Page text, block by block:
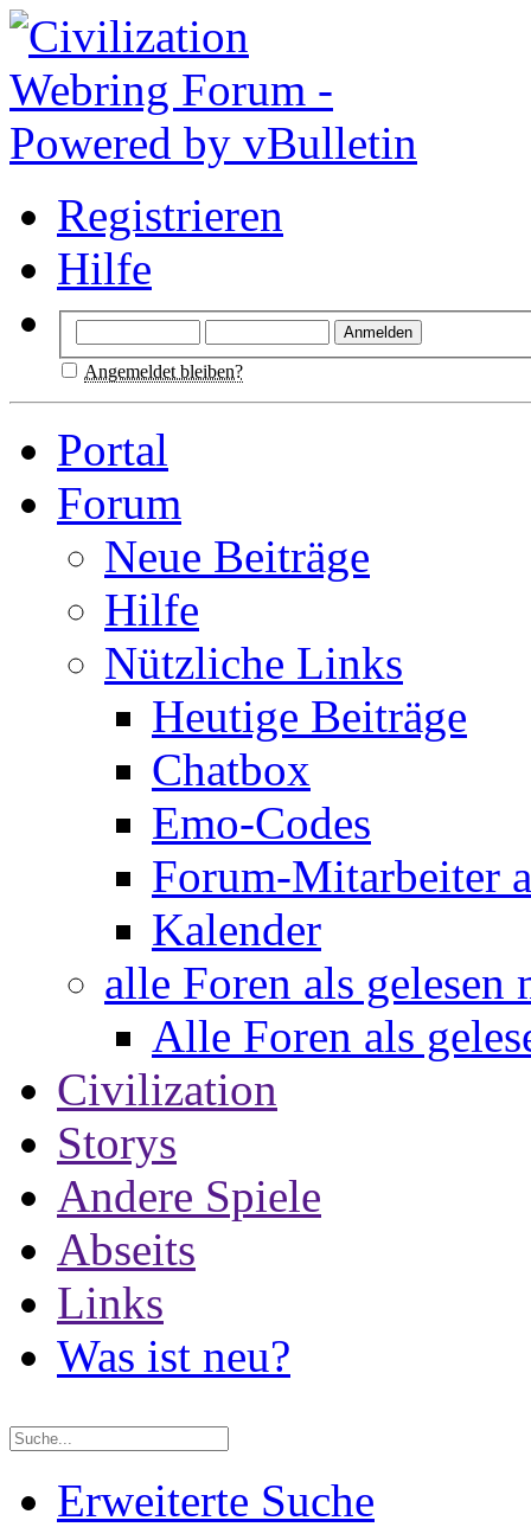
Registrieren
Hilfe
Angemeldet bleiben?
Portal
Forum
Neue Beiträge
Hilfe
Nützliche Links
Heutige Beiträge
Chatbox
Emo-Codes
Forum-Mitarbeiter
Kalender
alle Foren als gelesen
Alle Foren als
Civilization
Storys
Andere Spiele
Abseits
Links
Was ist neu?
Erweiterte Suche